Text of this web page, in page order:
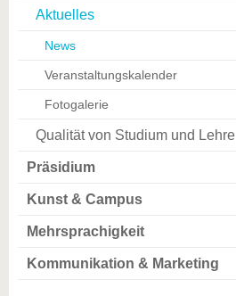
Aktuelles
News
Veranstaltungskalender
Fotogalerie
Qualität von Studium und Lehre
Präsidium
Kunst & Campus
Mehrsprachigkeit
Kommunikation & Marketing